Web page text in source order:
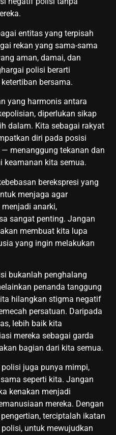
entitas yang terpisah
rekan yang sama-sama
aman, damai, dan
polisi berarti
bersama.
yang harmonis antara
diperlukan sikap
dalam. Kita sebagai rakyat
diri pada posisi
menanggung tekanan dan
keamanan kita semua.
berekspresi yang
menjaga agar
anarki,
sangat penting. Jangan
membuat kita lupa
yang ingin melakukan
bukanlah penghalang
penanda tanggung
hilangkan stigma negatif
persatuan. Daripada
lebih baik kita
mereka sebagai garda
bagian dari kita semua.
juga punya mimpi,
seperti kita. Jangan
kenakan menjadi
mereka. Dengan
terciptalah ikatan
untuk mewujudkan